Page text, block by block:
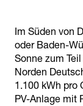
Im Süden von
oder Baden-
Sonne zum
Norden
1.100 kWh pro
PV-Anlage mit